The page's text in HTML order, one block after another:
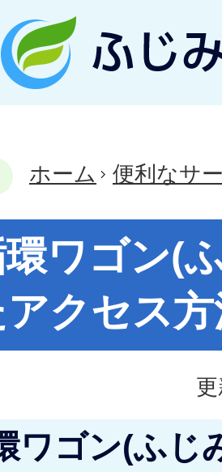
ホーム 便利なサ
ワゴン(
クセス
ワゴン(ふじ